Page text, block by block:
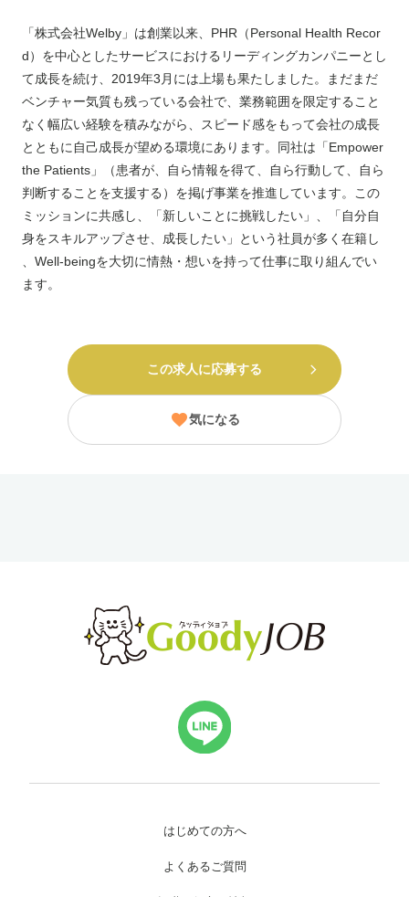
「株式会社Welby」は創業以来、PHR（Personal Health Recor
d）を中心としたサービスにおけるリーディングカンパニーとし
て成長を続け、2019年3月には上場も果たしました。まだまだ
ベンチャー気質も残っている会社で、業務範囲を限定すること
なく幅広い経験を積みながら、スピード感をもって会社の成長
とともに自己成長が望める環境にあります。同社は「Empower
the Patients」（患者が、自ら情報を得て、自ら行動して、自ら
判断することを支援する）を掲げ事業を推進しています。この
ミッションに共感し、「新しいことに挑戦したい」、「自分自
身をスキルアップさせ、成長したい」という社員が多く在籍し
、Well-beingを大切に情熱・想いを持って仕事に取り組んでい
ます。
この求人に応募する
気になる
はじめての方へ
よくあるご質問